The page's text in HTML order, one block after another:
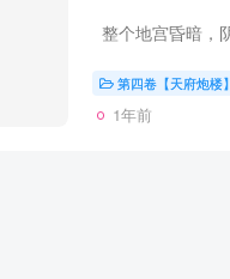
第四卷【天府炮楼】
1年前